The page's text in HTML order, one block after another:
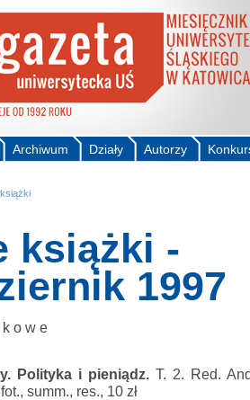
Autorzy
Działy
Archiwum
książki -
1997
o w e
Polityka i pieniądz. T. 2. Red.
summ., res., 10 zł